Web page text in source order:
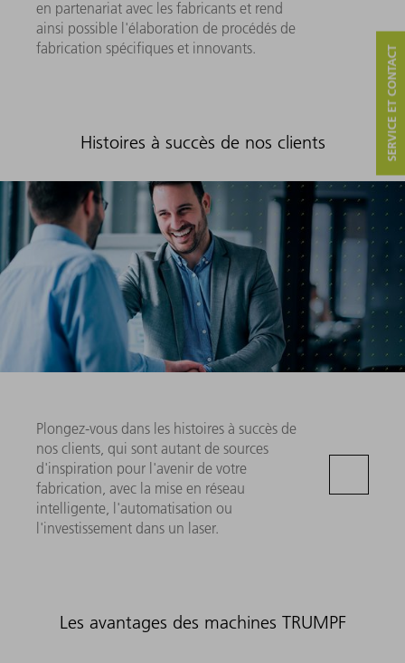
en partenariat avec les fabricants et rend
ainsi possible l'élaboration de procédés de
fabrication spécifiques et innovants.
Histoires à succès de nos clients
Plongez-vous dans les histoires à succès de
nos clients, qui sont autant de sources
d'inspiration pour l'avenir de votre
fabrication, avec la mise en réseau
intelligente, l'automatisation ou
l'investissement dans un laser.
Les avantages des machines TRUMPF
SERVICE ET CONTACT